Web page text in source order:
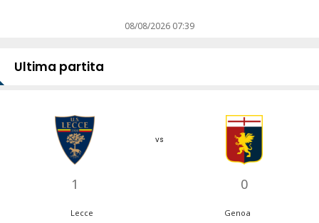
08/08/2026 07:39
Ultima partita
1
vs
0
Lecce Genoa